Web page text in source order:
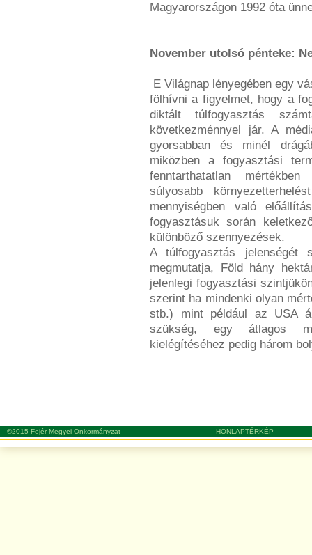
Magyarországon 1992 óta
November utolsó pénteke:
E Világnap lényegében egy
fölhívni a figyelmet, hogy a
diktált túlfogyasztás
következménnyel jár. A
gyorsabban és minél
miközben a fogyasztási
fenntarthatatlan
súlyosabb
mennyiségben való
fogyasztásuk során
különböző szennyezések.
A túlfogyasztás jelenségét
megmutatja, Föld hány
jelenlegi fogyasztási
szerint ha mindenki olyan
stb.) mint például az USA
szükség, egy átlagos
kielégítéséhez pedig három
©2015 Fejér Megyei Önkormányzat HONLAPTÉRKÉP